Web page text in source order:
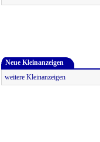
Neue Kleinanzeigen
weitere Kleinanzeigen